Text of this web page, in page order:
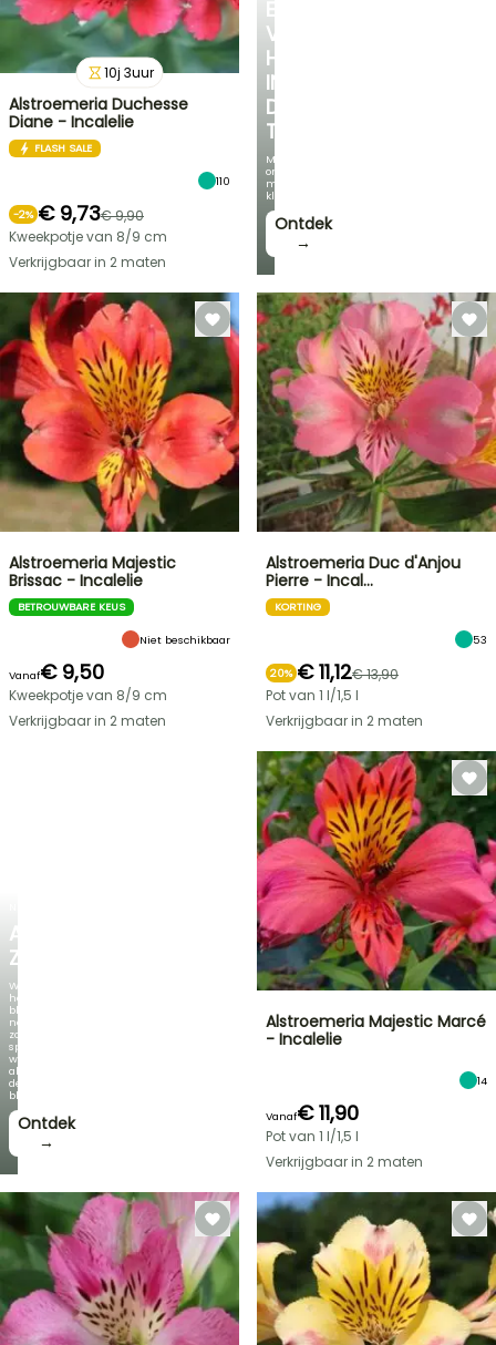
EEN
VERKOELEND
HOEKJE
IN
DE
TUIN
Met
onze
mooiste
klimplanten!
Ontdek
→
AGAPANTHUS
ZAMBEZI
Wanneer
het
blad
net
zo
spectaculair
wordt
als
de
bloei!
Ontdek
→
10j 3uur
Alstroemeria Duchesse
Diane - Incalelie
FLASH SALE
110
-2% € 9,73€ 9,90
Kweekpotje van 8/9 cm
Verkrijgbaar in 2 maten
Alstroemeria Majestic
Brissac - Incalelie
BETROUWBARE KEUS
Niet beschikbaar
Vanaf€ 9,50
Kweekpotje van 8/9 cm
Verkrijgbaar in 2 maten
Alstroemeria Duc d'Anjou
Pierre - Incal…
KORTING
53
20% € 11,12€ 13,90
Pot van 1 l/1,5 l
Verkrijgbaar in 2 maten
Alstroemeria Majestic Marcé
- Incalelie
14
Vanaf€ 11,90
Pot van 1 l/1,5 l
Verkrijgbaar in 2 maten